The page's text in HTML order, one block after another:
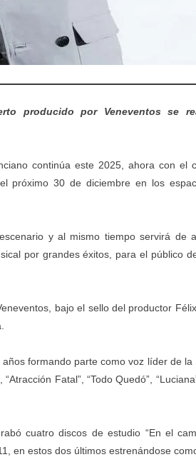
producido por Veneventos se
continúa este 2025, ahora con el
próximo 30 de diciembre en los
y al mismo tiempo servirá de
por grandes éxitos, para el público
bajo el sello del productor
formando parte como voz líder de la
Fatal”, “Todo Quedó”,
cuatro discos de estudio “En el
en estos dos últimos estrenándose